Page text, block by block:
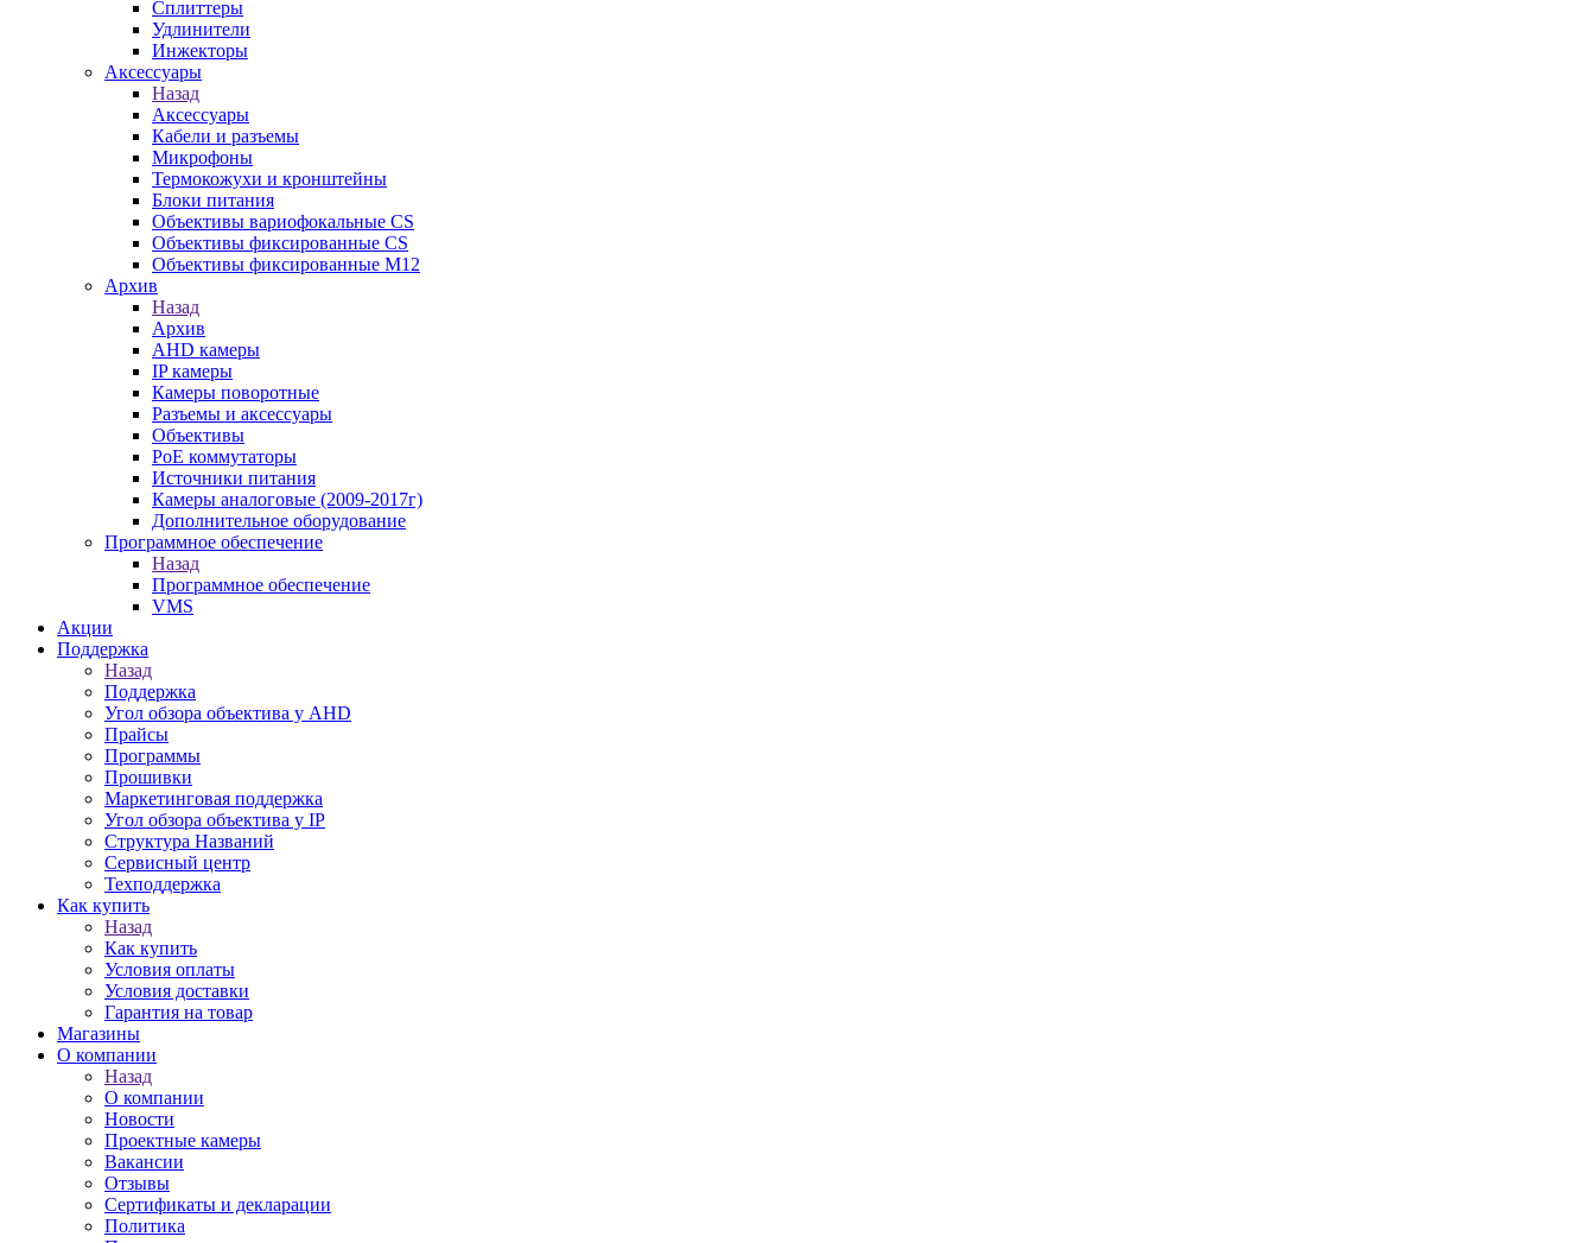
Сплиттеры
Удлинители
Инжекторы
Аксессуары
Назад
Аксессуары
Кабели и разъемы
Микрофоны
Термокожухи и кронштейны
Блоки питания
Объективы вариофокальные CS
Объективы фиксированные CS
Объективы фиксированные М12
Архив
Назад
Архив
AHD камеры
IP камеры
Камеры поворотные
Разъемы и аксессуары
Объективы
PoE коммутаторы
Источники питания
Камеры аналоговые (2009-2017г)
Дополнительное оборудование
Программное обеспечение
Назад
Программное обеспечение
VMS
Акции
Поддержка
Назад
Поддержка
Угол обзора объектива у AHD
Прайсы
Программы
Прошивки
Маркетинговая поддержка
Угол обзора объектива у IP
Структура Названий
Сервисный центр
Техподдержка
Как купить
Назад
Как купить
Условия оплаты
Условия доставки
Гарантия на товар
Магазины
О компании
Назад
О компании
Новости
Проектные камеры
Вакансии
Отзывы
Сертификаты и декларации
Политика